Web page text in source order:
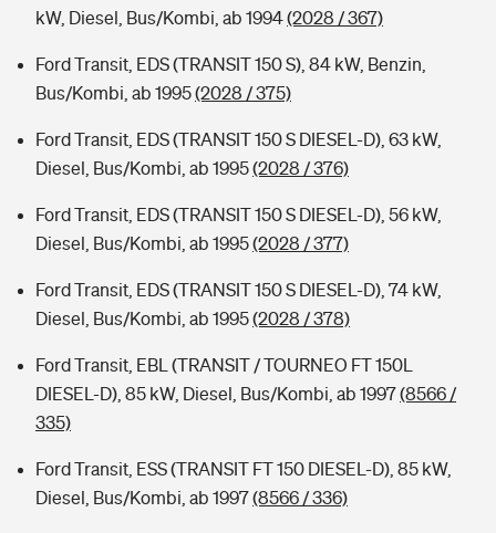
kW, Diesel, Bus/Kombi, ab 1994(2028 / 367)
Ford Transit, EDS (TRANSIT 150 S), 84 kW, Benzin,
Bus/Kombi, ab 1995(2028 / 375)
Ford Transit, EDS (TRANSIT 150 S DIESEL-D), 63 kW,
Diesel, Bus/Kombi, ab 1995(2028 / 376)
Ford Transit, EDS (TRANSIT 150 S DIESEL-D), 56 kW,
Diesel, Bus/Kombi, ab 1995(2028 / 377)
Ford Transit, EDS (TRANSIT 150 S DIESEL-D), 74 kW,
Diesel, Bus/Kombi, ab 1995(2028 / 378)
Ford Transit, EBL (TRANSIT / TOURNEO FT 150L
DIESEL-D), 85 kW, Diesel, Bus/Kombi, ab 1997(8566 /
335)
Ford Transit, ESS (TRANSIT FT 150 DIESEL-D), 85 kW,
Diesel, Bus/Kombi, ab 1997(8566 / 336)